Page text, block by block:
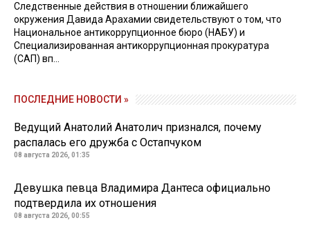
Следственные действия в отношении ближайшего
окружения Давида Арахамии свидетельствуют о том, что
Национальное антикоррупционное бюро (НАБУ) и
Специализированная антикоррупционная прокуратура
(САП) вп...
ПОСЛЕДНИЕ НОВОСТИ »
Ведущий Анатолий Анатолич признался, почему
распалась его дружба с Остапчуком
08 августа 2026, 01:35
Девушка певца Владимира Дантеса официально
подтвердила их отношения
08 августа 2026, 00:55